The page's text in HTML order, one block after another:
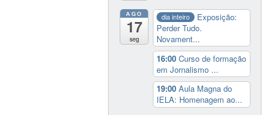
AGO
17
seg
dia inteiro
Exposição:
Perder Tudo.
Novament...
16:00Curso de formação
em Jornalismo ...
19:00Aula Magna do
IELA: Homenagem ao...